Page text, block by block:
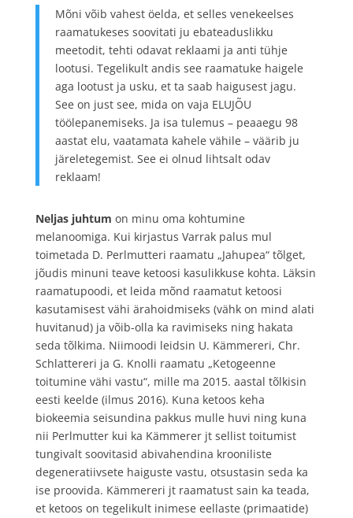
Mõni võib vahest öelda, et selles venekeelses
raamatukeses soovitati ju ebateaduslikku
meetodit, tehti odavat reklaami ja anti tühje
lootusi. Tegelikult andis see raamatuke haigele
aga lootust ja usku, et ta saab haigusest jagu.
See on just see, mida on vaja ELUJÕU
töölepanemiseks. Ja isa tulemus – peaaegu 98
aastat elu, vaatamata kahele vähile – väärib ju
järeletegemist. See ei olnud lihtsalt odav
reklaam!
Neljas juhtum on minu oma kohtumine
melanoomiga. Kui kirjastus Varrak palus mul
toimetada D. Perlmutteri raamatu „Jahupea“ tõlget,
jõudis minuni teave ketoosi kasulikkuse kohta. Läksin
raamatupoodi, et leida mõnd raamatut ketoosi
kasutamisest vähi ärahoidmiseks (vähk on mind alati
huvitanud) ja võib-olla ka ravimiseks ning hakata
seda tõlkima. Niimoodi leidsin U. Kämmereri, Chr.
Schlattereri ja G. Knolli raamatu „Ketogeenne
toitumine vähi vastu“, mille ma 2015. aastal tõlkisin
eesti keelde (ilmus 2016). Kuna ketoos keha
biokeemia seisundina pakkus mulle huvi ning kuna
nii Perlmutter kui ka Kämmerer jt sellist toitumist
tungivalt soovitasid abivahendina krooniliste
degeneratiivsete haiguste vastu, otsustasin seda ka
ise proovida. Kämmereri jt raamatust sain ka teada,
et ketoos on tegelikult inimese eellaste (primaatide)